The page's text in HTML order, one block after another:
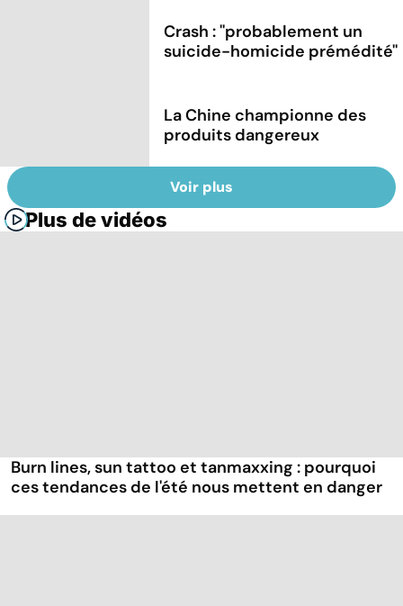
Crash : ''probablement un
suicide-homicide prémédité''
La Chine championne des
produits dangereux
Voir plus
Plus de vidéos
Burn lines, sun tattoo et tanmaxxing : pourquoi
ces tendances de l'été nous mettent en danger